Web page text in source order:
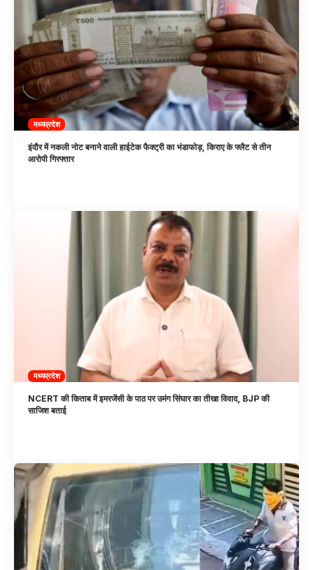
मध्यप्रदेश
इंदौर में नकली नोट बनाने वाली हाईटेक फैक्ट्री का भंडाफोड़, किराए के फ्लैट से तीन
आरोपी गिरफ्तार
मध्यप्रदेश
NCERT की किताब में इमरजेंसी के पाठ पर उमंग सिंघार का तीखा विवाद, BJP की
साजिश बताई